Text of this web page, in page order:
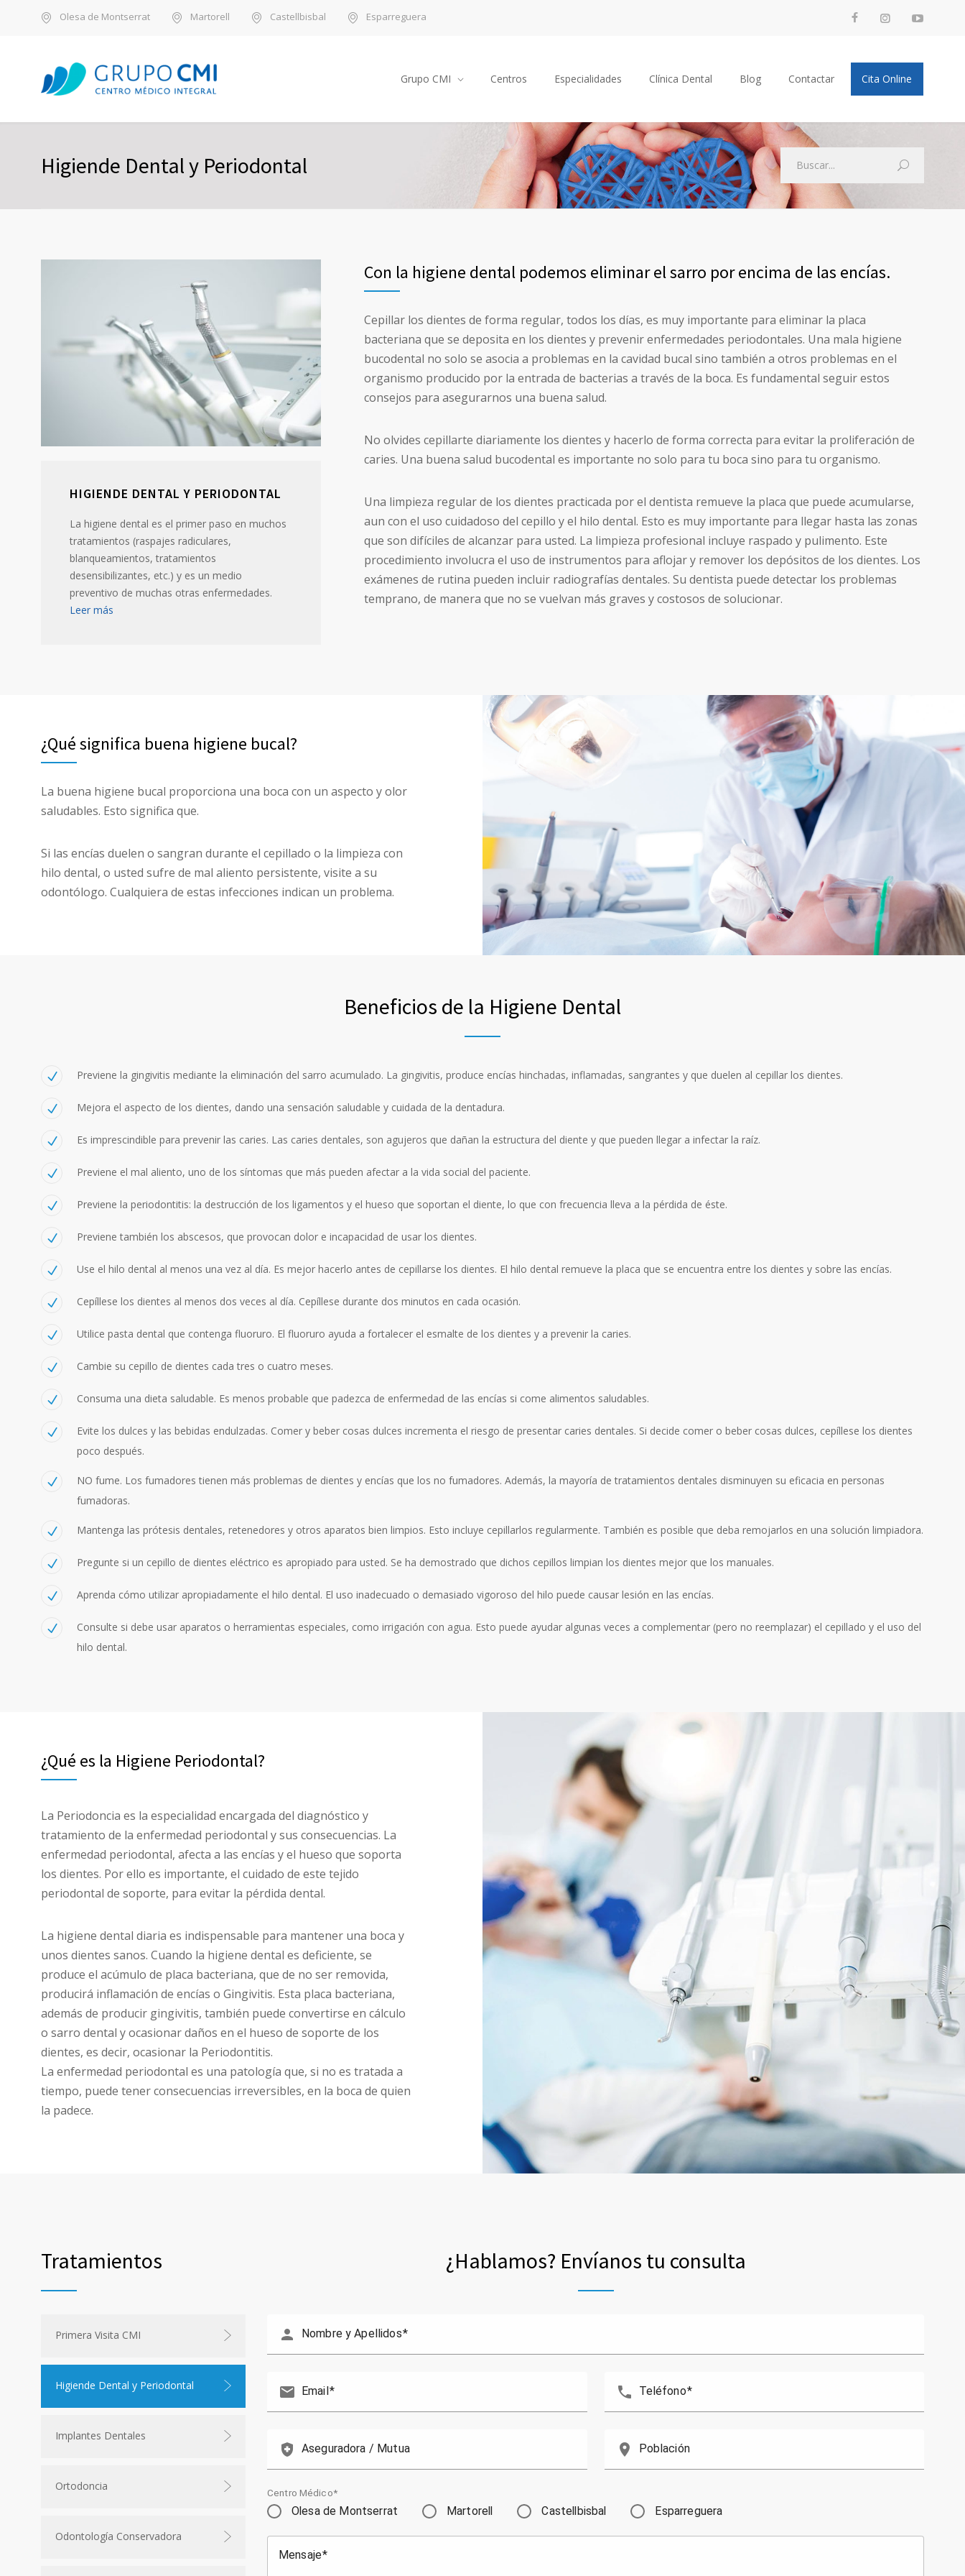
Olesa de Montserrat Martorell Castellbisbal Esparreguera
Grupo CMI Centros Especialidades Clínica Dental Blog Contactar Cita Online
Higiende Dental y Periodontal
HIGIENDE DENTAL Y PERIODONTAL
La higiene dental es el primer paso en muchos
tratamientos (raspajes radiculares,
blanqueamientos, tratamientos
desensibilizantes, etc.) y es un medio
preventivo de muchas otras enfermedades.
Leer más
Con la higiene dental podemos eliminar el sarro por encima de las encías.
Cepillar los dientes de forma regular, todos los días, es muy importante para eliminar la placa
bacteriana que se deposita en los dientes y prevenir enfermedades periodontales. Una mala higiene
bucodental no solo se asocia a problemas en la cavidad bucal sino también a otros problemas en el
organismo producido por la entrada de bacterias a través de la boca. Es fundamental seguir estos
consejos para asegurarnos una buena salud.
No olvides cepillarte diariamente los dientes y hacerlo de forma correcta para evitar la proliferación de
caries. Una buena salud bucodental es importante no solo para tu boca sino para tu organismo.
Una limpieza regular de los dientes practicada por el dentista remueve la placa que puede acumularse,
aun con el uso cuidadoso del cepillo y el hilo dental. Esto es muy importante para llegar hasta las zonas
que son difíciles de alcanzar para usted. La limpieza profesional incluye raspado y pulimento. Este
procedimiento involucra el uso de instrumentos para aflojar y remover los depósitos de los dientes. Los
exámenes de rutina pueden incluir radiografías dentales. Su dentista puede detectar los problemas
temprano, de manera que no se vuelvan más graves y costosos de solucionar.
¿Qué significa buena higiene bucal?
La buena higiene bucal proporciona una boca con un aspecto y olor
saludables. Esto significa que.
Si las encías duelen o sangran durante el cepillado o la limpieza con
hilo dental, o usted sufre de mal aliento persistente, visite a su
odontólogo. Cualquiera de estas infecciones indican un problema.
Beneficios de la Higiene Dental
Previene la gingivitis mediante la eliminación del sarro acumulado. La gingivitis, produce encías hinchadas, inflamadas, sangrantes y que duelen al cepillar los dientes.
Mejora el aspecto de los dientes, dando una sensación saludable y cuidada de la dentadura.
Es imprescindible para prevenir las caries. Las caries dentales, son agujeros que dañan la estructura del diente y que pueden llegar a infectar la raíz.
Previene el mal aliento, uno de los síntomas que más pueden afectar a la vida social del paciente.
Previene la periodontitis: la destrucción de los ligamentos y el hueso que soportan el diente, lo que con frecuencia lleva a la pérdida de éste.
Previene también los abscesos, que provocan dolor e incapacidad de usar los dientes.
Use el hilo dental al menos una vez al día. Es mejor hacerlo antes de cepillarse los dientes. El hilo dental remueve la placa que se encuentra entre los dientes y sobre las encías.
Cepíllese los dientes al menos dos veces al día. Cepíllese durante dos minutos en cada ocasión.
Utilice pasta dental que contenga fluoruro. El fluoruro ayuda a fortalecer el esmalte de los dientes y a prevenir la caries.
Cambie su cepillo de dientes cada tres o cuatro meses.
Consuma una dieta saludable. Es menos probable que padezca de enfermedad de las encías si come alimentos saludables.
Evite los dulces y las bebidas endulzadas. Comer y beber cosas dulces incrementa el riesgo de presentar caries dentales. Si decide comer o beber cosas dulces, cepíllese los dientes
poco después.
NO fume. Los fumadores tienen más problemas de dientes y encías que los no fumadores. Además, la mayoría de tratamientos dentales disminuyen su eficacia en personas
fumadoras.
Mantenga las prótesis dentales, retenedores y otros aparatos bien limpios. Esto incluye cepillarlos regularmente. También es posible que deba remojarlos en una solución limpiadora.
Pregunte si un cepillo de dientes eléctrico es apropiado para usted. Se ha demostrado que dichos cepillos limpian los dientes mejor que los manuales.
Aprenda cómo utilizar apropiadamente el hilo dental. El uso inadecuado o demasiado vigoroso del hilo puede causar lesión en las encías.
Consulte si debe usar aparatos o herramientas especiales, como irrigación con agua. Esto puede ayudar algunas veces a complementar (pero no reemplazar) el cepillado y el uso del
hilo dental.
¿Qué es la Higiene Periodontal?
La Periodoncia es la especialidad encargada del diagnóstico y
tratamiento de la enfermedad periodontal y sus consecuencias. La
enfermedad periodontal, afecta a las encías y el hueso que soporta
los dientes. Por ello es importante, el cuidado de este tejido
periodontal de soporte, para evitar la pérdida dental.
La higiene dental diaria es indispensable para mantener una boca y
unos dientes sanos. Cuando la higiene dental es deficiente, se
produce el acúmulo de placa bacteriana, que de no ser removida,
producirá inflamación de encías o Gingivitis. Esta placa bacteriana,
además de producir gingivitis, también puede convertirse en cálculo
o sarro dental y ocasionar daños en el hueso de soporte de los
dientes, es decir, ocasionar la Periodontitis.
La enfermedad periodontal es una patología que, si no es tratada a
tiempo, puede tener consecuencias irreversibles, en la boca de quien
la padece.
Tratamientos
Primera Visita CMI
Higiende Dental y Periodontal
Implantes Dentales
Ortodoncia
Odontología Conservadora
¿Hablamos? Envíanos tu consulta
person Nombre y Apellidos
email Email phone Teléfono
health_and_safety Aseguradora / Mutua place Población
Centro Médico*
Olesa de Montserrat Martorell Castellbisbal Esparreguera
Mensaje